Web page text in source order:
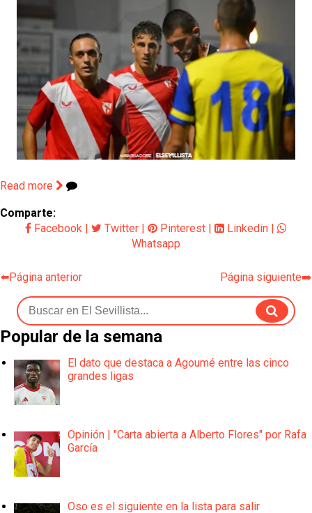
Read more
Comparte:
Facebook | Twitter | Pinterest | Linkedin |
Whatsapp
⬅️Página anterior Página siguiente➡️
Popular de la semana
El dato que destaca a Agoumé entre las cinco
grandes ligas
Opinión | "Carta abierta a Alberto Flores" por Rafa
García
Oso es el siguiente en la lista para salir